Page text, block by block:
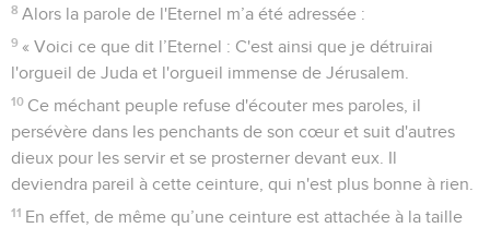
8 Alors la parole de l'Eternel m’a été adressée :
9 « Voici ce que dit l’Eternel : C'est ainsi que je détruirai
l'orgueil de Juda et l'orgueil immense de Jérusalem.
10 Ce méchant peuple refuse d'écouter mes paroles, il
persévère dans les penchants de son cœur et suit d'autres
dieux pour les servir et se prosterner devant eux. Il
deviendra pareil à cette ceinture, qui n'est plus bonne à rien.
11 En effet, de même qu’une ceinture est attachée à la taille